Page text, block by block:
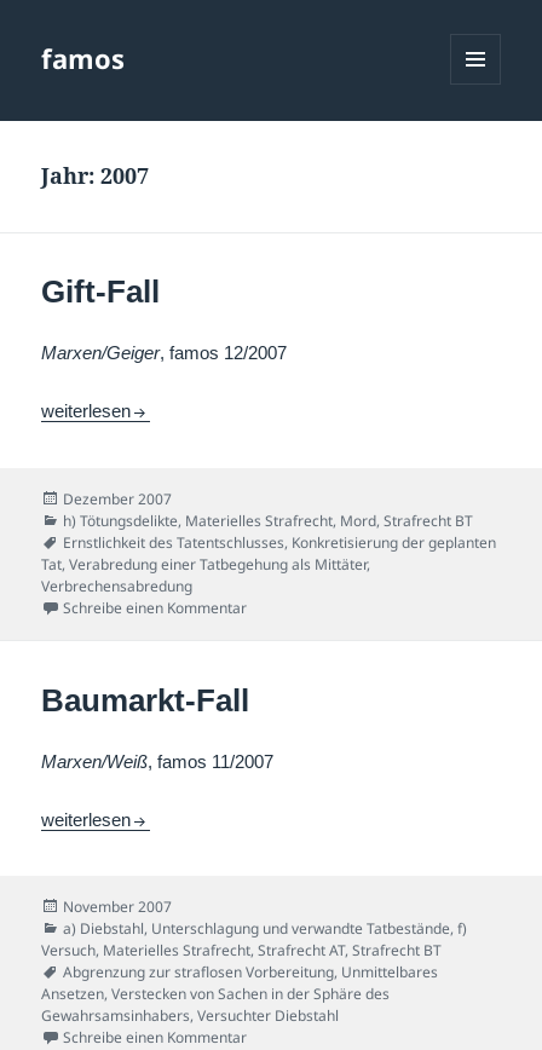
famos
Jahr:2007
Gift-Fall
Marxen/Geiger, famos 12/2007
Gift-Fall
weiterlesen
Veröffentlicht
am
Dezember 2007
Kategorien
h) Tötungsdelikte, Materielles Strafrecht, Mord,Strafrecht BT
Schlagwörter
Ernstlichkeit des Tatentschlusses, Konkretisierung der geplanten
Tat,Verabredung einer Tatbegehung als Mittäter,
Verbrechensabredung
Schreibe einen Kommentarzu Gift-Fall
Baumarkt-Fall
Marxen/Weiß, famos 11/2007
Baumarkt-Fall
weiterlesen
Veröffentlicht
am
November 2007
Kategorien
a) Diebstahl, Unterschlagung und verwandte Tatbestände,f)
Versuch, Materielles Strafrecht,Strafrecht AT,Strafrecht BT
Schlagwörter
Abgrenzung zur straflosen Vorbereitung, Unmittelbares
Ansetzen,Verstecken von Sachen in der Sphäre des
Gewahrsamsinhabers,Versuchter Diebstahl
Schreibe einen Kommentarzu Baumarkt-Fall